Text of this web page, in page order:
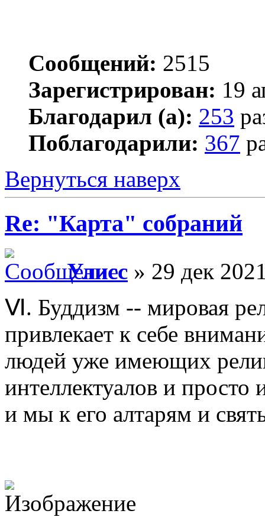
Сообщений: 2515
Зарегистрирован: 19
Благодарил (а): 253
Поблагодарили: 367
Вернуться наверх
Re: "Карта" собраний
Улисс » 29 дек
Ⅵ. Буддизм -- мировая
привлекает к себе
людей уже имеющих
интеллектуалов и
и мы к его алтарям и